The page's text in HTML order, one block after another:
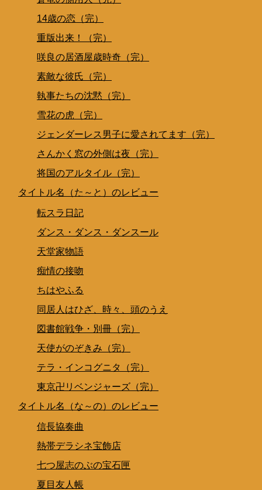
14歳の恋（完）
重版出来！（完）
咲良の居酒屋歳時奇（完）
素敵な彼氏（完）
執事たちの沈黙（完）
雪花の虎（完）
ジェンダーレス男子に愛されてます（完）
さんかく窓の外側は夜（完）
将国のアルタイル（完）
タイトル名（た～と）のレビュー
転スラ日記
ダンス・ダンス・ダンスール
天堂家物語
痴情の接吻
ちはやふる
同居人はひざ、時々、頭のうえ
図書館戦争・別冊（完）
天使がのぞきみ（完）
テラ・インコグニタ（完）
東京卍リベンジャーズ（完）
タイトル名（な～の）のレビュー
信長協奏曲
熱帯デラシネ宝飾店
七つ屋志のぶの宝石匣
夏目友人帳